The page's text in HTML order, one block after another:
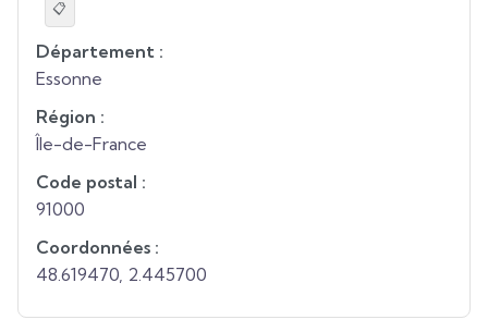
📋
Département :
Essonne
Région :
Île-de-France
Code postal :
91000
Coordonnées :
48.619470 2.445700